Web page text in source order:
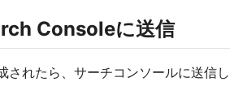
Consoleに送信
されたら、サーチコンソールに送信し